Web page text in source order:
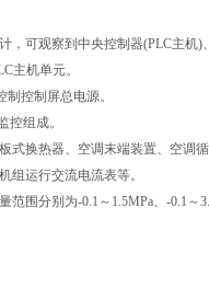
可观察到中央控制器(PLC主机
主机单元。
控制屏总电源。
控组成。
换热器、空调末端装置、空调
组运行交流电流表等。
围分别为-0.1～1.5MPa、-0.1